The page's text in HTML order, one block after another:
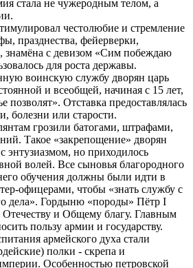
стала не чужеродным телом, а
честолюбие и стремление
празднества, фейерверки,
знамёна с девизом «Сим побеждаю
для роста державы.
воинскую службу дворян царь
и всеобщей, начиная с 15 лет,
позволят». Отставка предоставлялась
болезни или старости.
грозили батогами, штрафами,
Такое «закрепощение» дворян
энтузиазмом, но приходилось
волей. Все сыновья благородного
обучения должны были идти в
офицерами, чтобы «знать службу с
дела». Гордыню «породы» Пётр I
и Общему благу. Главным
пользу армии и государству.
армейского духа стали
полки - скрепа и
Особенностью петровской